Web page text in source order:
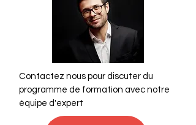
Contactez nous pour discuter du
programme de formation avec notre
équipe d'expert